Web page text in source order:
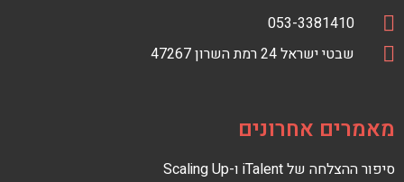
o
k
F
D
טלפון
מספר
053-3381410
כתובת
כתובת
שבטי ישראל 24 רמת השרון 47267
מאמרים אחרונים
סיפור ההצלחה של iTalent ו-Scaling Up